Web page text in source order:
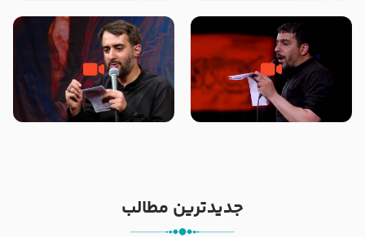
هیئت رایة العباس علیه السلام
تک ، عبّاس، صاحب دل‌هاست –
حاج حنیف طاهری – عزاداری شب
من غلام نوکراتم من عاشق کربلاتم
– شور زمینه – شب هفتم – محرم
جدیدترین مطالب